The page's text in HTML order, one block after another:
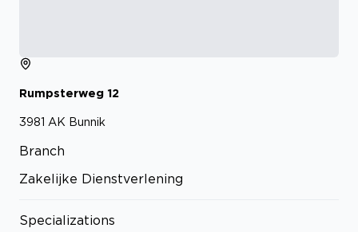
Rumpsterweg 12
3981 AK Bunnik
Branch
Zakelijke Dienstverlening
Specializations